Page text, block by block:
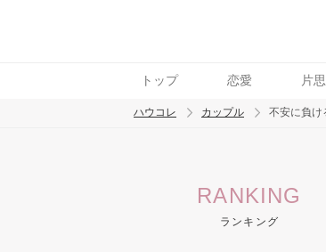
トップ 恋愛 片
トレンド ワード
ハウコレ カップル 不安に負け
RANKING
ランキング